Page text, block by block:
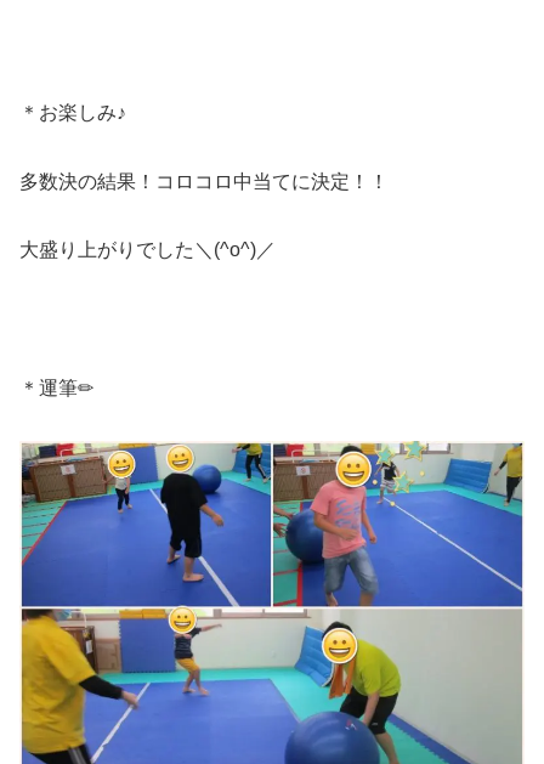
＊お楽しみ♪
多数決の結果！コロコロ中当てに決定！！
大盛り上がりでした＼(^o^)／
＊運筆✏